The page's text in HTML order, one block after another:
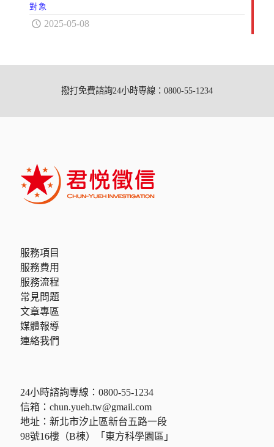
對象
2025-05-08
撥打免費諮詢24小時專線：0800-55-1234
服務項目
服務費用
服務流程
常見問題
文章專區
媒體報導
連絡我們
24小時諮詢專線： 0800-55-1234
信箱： chun.yueh.tw@gmail.com
地址：新北市汐止區新台五路一段
98號16樓（B棟）「東方科學園區」